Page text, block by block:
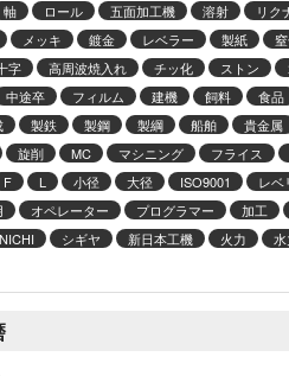
軸 ロール 五面加工機 溶射
リク
メッキ 鍍金 レベラー 製紙
字 高周波焼入れ チッ化 ストン
中途卒 フィルム 建機 飼料
食品
製鉄 製鋼 製綱 船舶
貴金属
旋削 MC マシニング
フライス
F L 小径 大径 ISO9001
レベ
オペレーター プログラマー
加工
シギヤ 新日本工機 火力